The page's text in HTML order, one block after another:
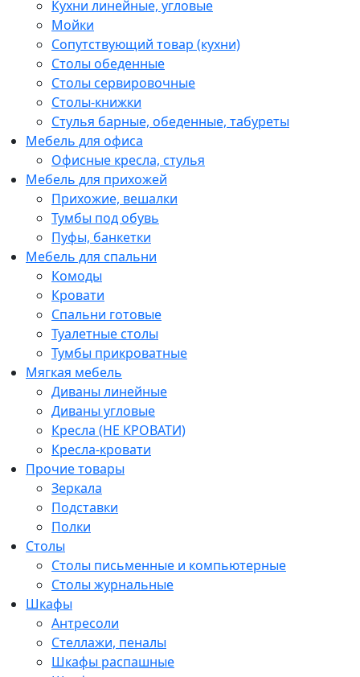
Кухни линейные, угловые
Мойки
Сопутствующий товар (кухни)
Столы обеденные
Столы сервировочные
Столы-книжки
Стулья барные, обеденные, табуреты
Мебель для офиса
Офисные кресла, стулья
Мебель для прихожей
Прихожие, вешалки
Тумбы под обувь
Пуфы, банкетки
Мебель для спальни
Комоды
Кровати
Спальни готовые
Туалетные столы
Тумбы прикроватные
Мягкая мебель
Диваны линейные
Диваны угловые
Кресла (НЕ КРОВАТИ)
Кресла-кровати
Прочие товары
Зеркала
Подставки
Полки
Столы
Столы письменные и компьютерные
Столы журнальные
Шкафы
Антресоли
Стеллажи, пеналы
Шкафы распашные